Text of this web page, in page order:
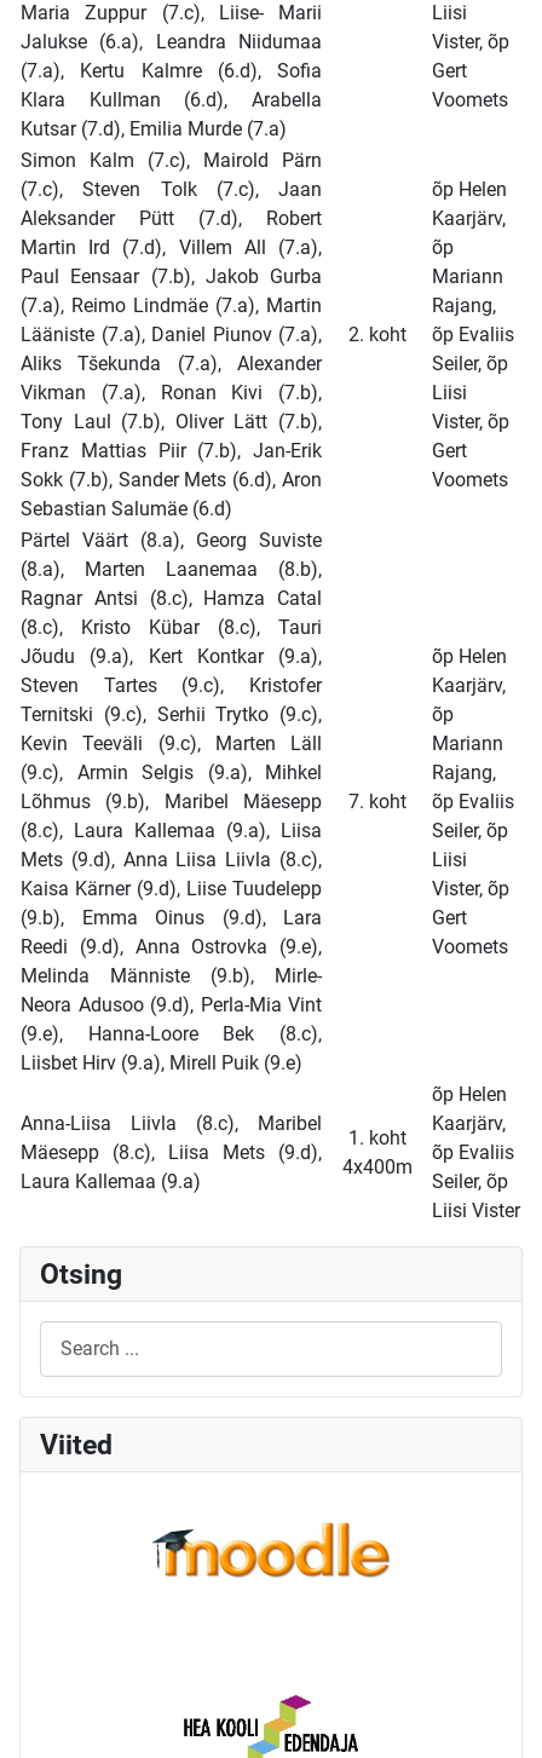
Maria Zuppur (7.c), Liise- Marii
Jalukse (6.a), Leandra Niidumaa
(7.a), Kertu Kalmre (6.d), Sofia
Klara Kullman (6.d), Arabella
Kutsar (7.d), Emilia Murde (7.a)
Liisi
Vister, õp
Gert
Voomets
Simon Kalm (7.c), Mairold Pärn
(7.c), Steven Tolk (7.c), Jaan
Aleksander Pütt (7.d), Robert
Martin Ird (7.d), Villem All (7.a),
Paul Eensaar (7.b), Jakob Gurba
(7.a), Reimo Lindmäe (7.a), Martin
Lääniste (7.a), Daniel Piunov (7.a),
Aliks Tšekunda (7.a), Alexander
Vikman (7.a), Ronan Kivi (7.b),
Tony Laul (7.b), Oliver Lätt (7.b),
Franz Mattias Piir (7.b), Jan-Erik
Sokk (7.b), Sander Mets (6.d), Aron
Sebastian Salumäe (6.d)
2. koht
õp Helen
Kaarjärv,
õp
Mariann
Rajang,
õp Evaliis
Seiler, õp
Liisi
Vister, õp
Gert
Voomets
Pärtel Väärt (8.a), Georg Suviste
(8.a), Marten Laanemaa (8.b),
Ragnar Antsi (8.c), Hamza Catal
(8.c), Kristo Kübar (8.c), Tauri
Jõudu (9.a), Kert Kontkar (9.a),
Steven Tartes (9.c), Kristofer
Ternitski (9.c), Serhii Trytko (9.c),
Kevin Teeväli (9.c), Marten Läll
(9.c), Armin Selgis (9.a), Mihkel
Lõhmus (9.b), Maribel Mäesepp
(8.c), Laura Kallemaa (9.a), Liisa
Mets (9.d), Anna Liisa Liivla (8.c),
Kaisa Kärner (9.d), Liise Tuudelepp
(9.b), Emma Oinus (9.d), Lara
Reedi (9.d), Anna Ostrovka (9.e),
Melinda Männiste (9.b), Mirle-
Neora Adusoo (9.d), Perla-Mia Vint
(9.e), Hanna-Loore Bek (8.c),
Liisbet Hirv (9.a), Mirell Puik (9.e)
7. koht
õp Helen
Kaarjärv,
õp
Mariann
Rajang,
õp Evaliis
Seiler, õp
Liisi
Vister, õp
Gert
Voomets
Anna-Liisa Liivla (8.c), Maribel
Mäesepp (8.c), Liisa Mets (9.d),
Laura Kallemaa (9.a)
1. koht
4x400m
õp Helen
Kaarjärv,
õp Evaliis
Seiler, õp
Liisi Vister
Otsing
Viited